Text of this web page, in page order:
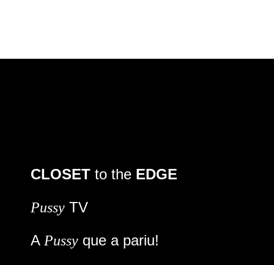
CLOSET to the EDGE
Pussy TV
A Pussy que a pariu!